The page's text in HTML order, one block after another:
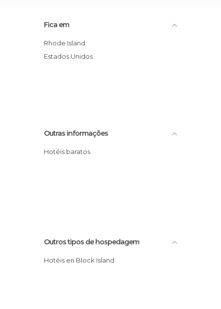
Fica em
Rhode Island
Estados Unidos
Outras informações
Hotéis baratos
Outros tipos de hospedagem
Hotéis en Block Island